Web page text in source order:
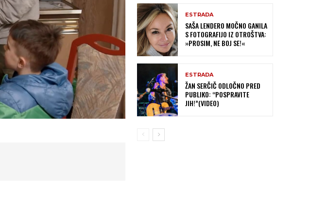
ESTRADA
SAŠA LENDERO MOČNO GANILA
S FOTOGRAFIJO IZ OTROŠTVA:
»PROSIM, NE BOJ SE!«
ESTRADA
ŽAN SERČIČ ODLOČNO PRED
PUBLIKO: “POSPRAVITE
JIH!”(VIDEO)